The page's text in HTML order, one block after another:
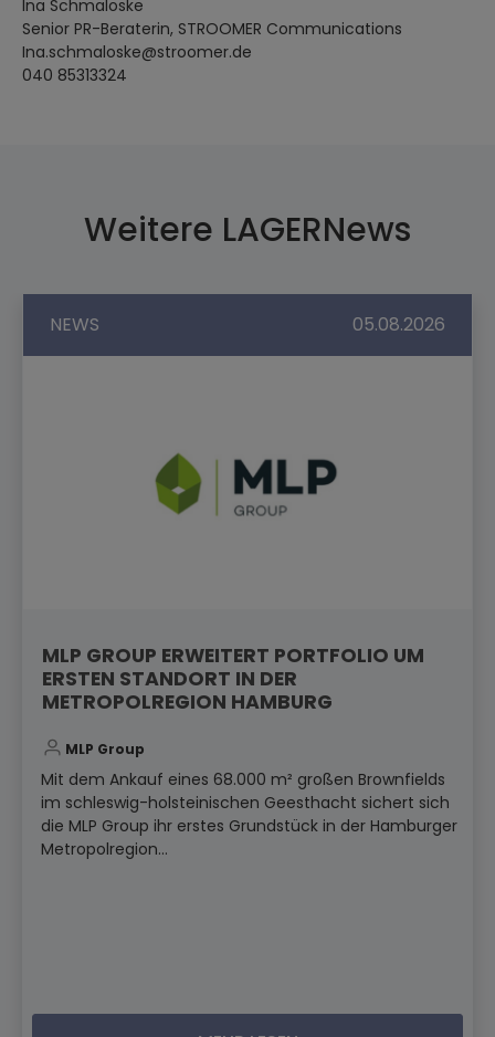
Ina Schmaloske
Senior PR-Beraterin, STROOMER Communications
Ina.schmaloske@stroomer.de
040 85313324
Weitere LAGERNews
NEWS 05.08.2026
MLP GROUP ERWEITERT PORTFOLIO UM
ERSTEN STANDORT IN DER
METROPOLREGION HAMBURG
MLP Group
Mit dem Ankauf eines 68.000 m² großen Brownfields
im schleswig-holsteinischen Geesthacht sichert sich
die MLP Group ihr erstes Grundstück in der Hamburger
Metropolregion...